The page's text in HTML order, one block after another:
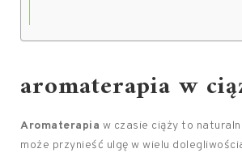
aromaterapia w
Aromaterapia w czasie ciąży to
może przynieść ulgę w wielu